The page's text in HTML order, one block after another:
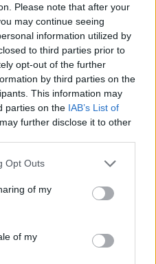
Please note that after your
may continue seeing
information utilized by
to third parties prior to
opt-out of the further
by third parties on the
This information may
parties on the IAB’s List of
further disclose it to other
Opt Outs
of my
of my